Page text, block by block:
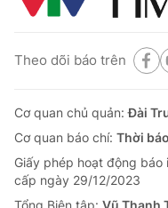
Theo dõi báo trên
Cơ quan chủ quản:Đài
Cơ quan báo chí: Thời
Giấy phép hoạt động
cấp ngày 29/12/2023
Tổng Biên tập: Vũ Thanh